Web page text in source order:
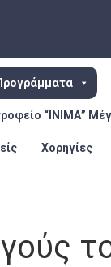
“ΙΝΙΜΑ”
Χορηγίες